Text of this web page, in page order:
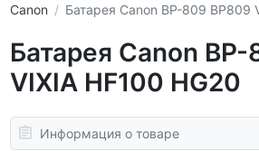
Canon
Батарея Canon BP-809 BP809
Батарея Canon
VIXIA HF100 HG20
Информация о товаре